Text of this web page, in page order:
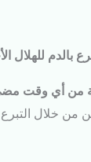
بالدم للهلال
من أي وقت
من خلال التبرع